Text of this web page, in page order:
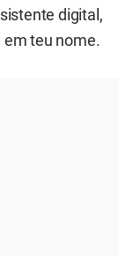
digital,
em teu nome.